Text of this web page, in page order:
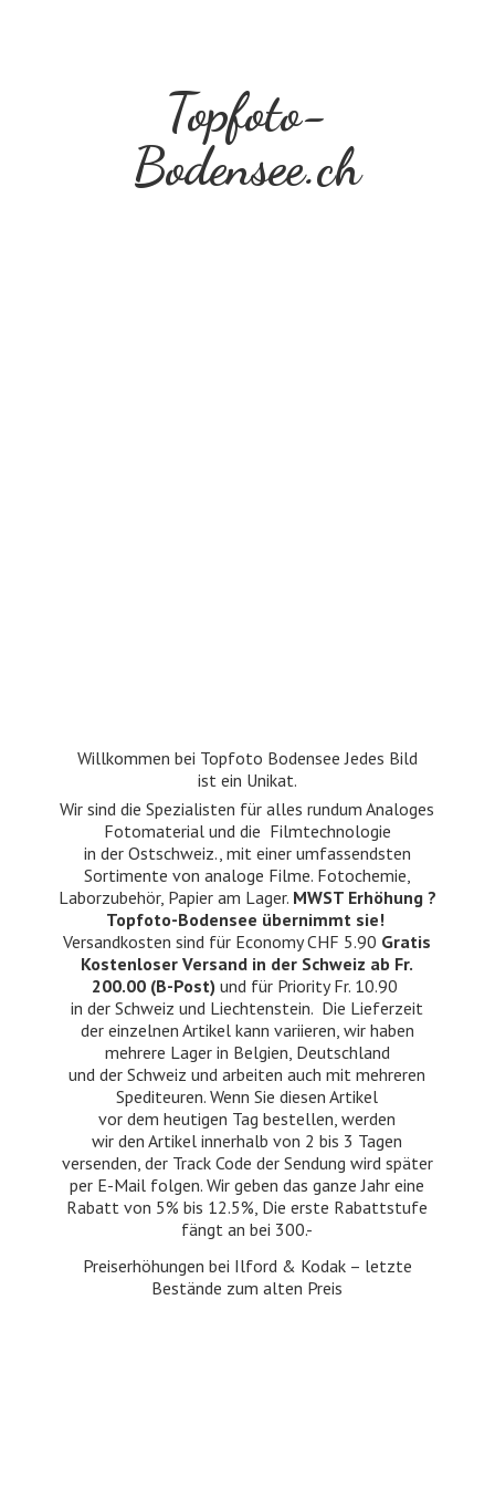
Topfoto-
Bodensee.ch
Willkommen bei Topfoto Bodensee Jedes Bild
ist ein Unikat.
Wir sind die Spezialisten für alles rundum Analoges
Fotomaterial und die Filmtechnologie
in der Ostschweiz., mit einer umfassendsten
Sortimente von analoge Filme. Fotochemie,
Laborzubehör, Papier am Lager. MWST Erhöhung ?
Topfoto-Bodensee übernimmt sie!
Versandkosten sind für Economy CHF 5.90 Gratis
Kostenloser Versand in der Schweiz ab Fr.
200.00 (B-Post) und für Priority Fr. 10.90
in der Schweiz und Liechtenstein. Die Lieferzeit
der einzelnen Artikel kann variieren, wir haben
mehrere Lager in Belgien, Deutschland
und der Schweiz und arbeiten auch mit mehreren
Spediteuren. Wenn Sie diesen Artikel
vor dem heutigen Tag bestellen, werden
wir den Artikel innerhalb von 2 bis 3 Tagen
versenden, der Track Code der Sendung wird später
per E-Mail folgen. Wir geben das ganze Jahr eine
Rabatt von 5% bis 12.5%, Die erste Rabattstufe
fängt an bei 300.-
Preiserhöhungen bei Ilford & Kodak – letzte
Bestände zumalten Preis